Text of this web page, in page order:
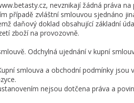
nevznikají žádná práva na
případě zvláštní smlouvou sjednáno
daňový doklad obsahující základní
zboží na provozovně.
Odchylná ujednání v kupní
smlouva a obchodní podmínky jsou
nejsou dotčena práva a